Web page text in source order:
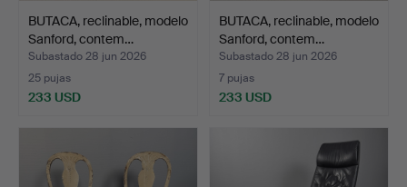
BUTACA, reclinable, modelo
Sanford, contem…
Subastado 28 jun 2026
25 pujas
233 USD
BUTACA, reclinable, modelo
Sanford, contem…
Subastado 28 jun 2026
7 pujas
233 USD